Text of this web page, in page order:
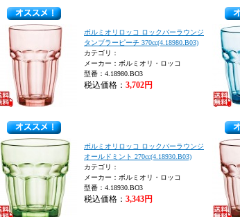
ボルミオリロッコ ロックバーラウンジ
タンブラーピーチ 370cc(4.18980.B03)
カテゴリ：
メーカー：ボルミオリ・ロッコ
型番：4.18980.BO3
税込価格： 3,702円
ボルミオリロッコ ロックバーラウンジ
オールドミント 270cc(4.18930.B03)
カテゴリ：
メーカー：ボルミオリ・ロッコ
型番：4.18930.BO3
税込価格： 3,343円